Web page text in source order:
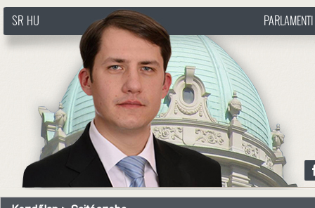
http://www.pasztorbalint.rs/hu
SR HU